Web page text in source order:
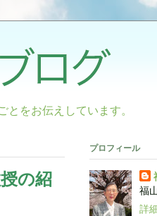
をお伝えしています。
の紹
プロフィール
福
詳